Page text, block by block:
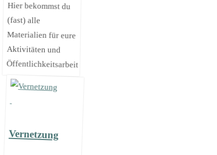
Hier bekommst du
(fast) alle
Materialien für eure
Aktivitäten und
Öffentlichkeitsarbeit
Vernetzung